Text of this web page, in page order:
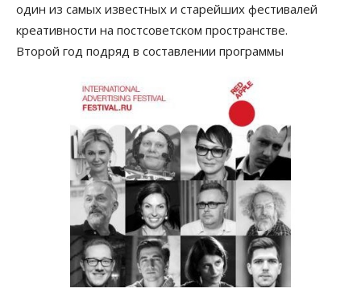
один из самых известных и старейших фестивалей
креативности на постсоветском пространстве.
Второй год подряд в составлении программы